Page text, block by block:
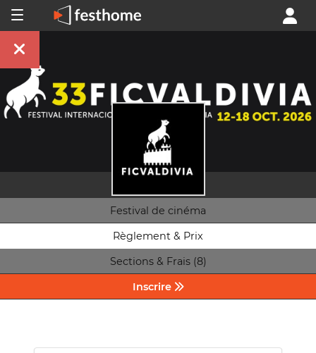
Festival de cinéma
Règlement & Prix
Sections & Frais (8)
Inscrire